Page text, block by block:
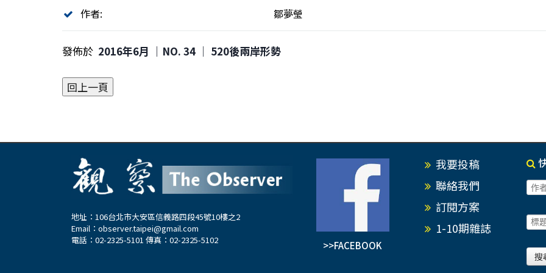
作者: 鄒夢瑩
發佈於 2016年6月 ｜NO. 34 │ 520後兩岸形勢
地址：106台北市大安區信義路四段45號10樓之2
Email： observer.taipei@gmail.com
電話：02-2325-5101 傳真：02-2325-5102
>>FACEBOOK
我要投稿
聯絡我們
訂閱方案
1-10期雜誌